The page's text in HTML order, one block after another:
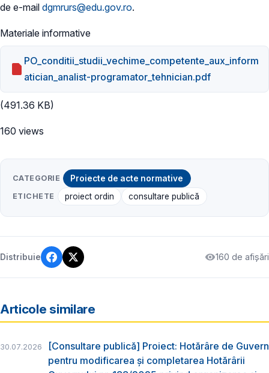
de e-mail dgmrurs@edu.gov.ro.
Materiale informative
PO_conditii_studii_vechime_competente_aux_inform
atician_analist-programator_tehnician.pdf
(491.36 KB)
160 views
CATEGORIE Proiecte de acte normative
ETICHETE proiect ordin consultare publică
Distribuie 160 de afișări
Articole similare
30.07.2026
[Consultare publică] Proiect: Hotărâre de Guvern
pentru modificarea și completarea Hotărârii